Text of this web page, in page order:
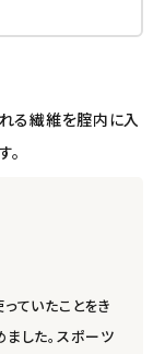
る繊維を腟内に入
ていたことをき
した。スポーツ